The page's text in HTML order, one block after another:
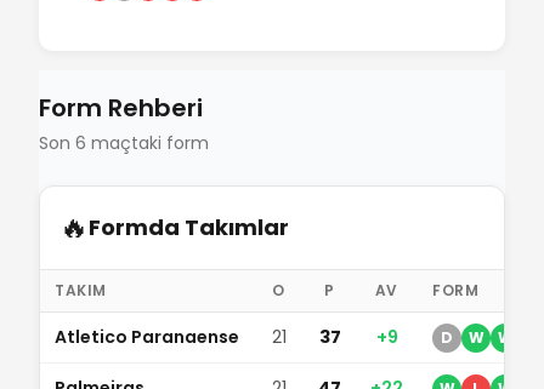
Form Rehberi
Son 6 maçtaki form
🔥 Formda Takımlar
TAKIM O P AV FORM
Atletico Paranaense 21 37 +9 D W W